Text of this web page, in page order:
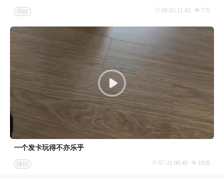
萌娃 08-03 11:45 776
一个发卡玩得不亦乐乎
随拍 07-31 00:46 1028